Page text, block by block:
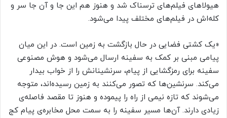
هیولاهای فیلم‌های ترسناک شد و هنوز هم این جا و آن جا سر و
کله‌اش در فیلم‌های مختلف پیدا می‌شود.
«یک کشتی فضایی در حال بازگشت به زمین است. در این میان
پیامی مبنی بر کمک به سفینه ارسال می‌شود و هوش مصنوعی
سفینه برای رمزگشایی از پیام، سرنشینانش را از خواب بیدار
می‌کند. سرنشین‌ها که تصور می‌کنند به زمین رسیده‌اند، متوجه
می‌شوند که تازه نیمی از راه را پیموده و هنوز تا مقصد فاصله‌ی
زیادی دارند. آن‌ها مسیر سفینه را به سمت محل مخابره‌ی پیام کج